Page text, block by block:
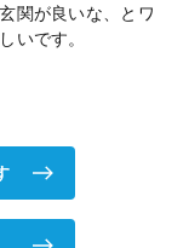
関が良いな、とワ
いです。